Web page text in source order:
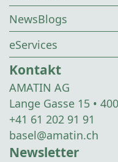
NewsBlogs
eServices
Kontakt
AMATIN AG
Lange Gasse 15 •
+41 61 202 91 91
basel@amatin.ch
Newsletter